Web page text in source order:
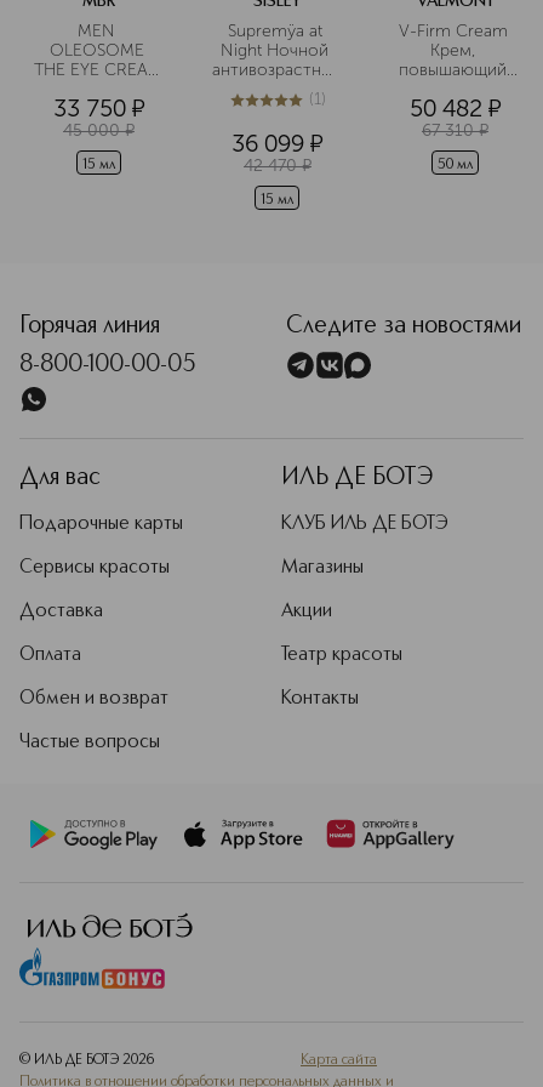
Подробнее
MEN
OLEOSOME
THE EYE CREAM
области вокруг
глаз
разглаживающий
33 750 ¤
45 000 ¤
15 мл
Supremÿa at
Night Ночной
антивозрастной
крем для
контура глаз
5из 51 (1)
36 099 ¤
42 470 ¤
15 мл
V-Firm Cream
Крем,
повышающий
50 482 ¤
67 310 ¤
50 мл
Горячая линия
8-800-100-00-05
Следите за новостями
Для вас
Подарочные карты
Сервисы красоты
Доставка
Оплата
Обмен и возврат
Частые вопросы
ИЛЬ ДЕ БОТЭ
КЛУБ ИЛЬ ДЕ БОТЭ
Магазины
Акции
Театр красоты
Контакты
© ИЛЬ ДЕ БОТЭ 2026
Карта сайта
Политика в отношении обработки персональных данных и